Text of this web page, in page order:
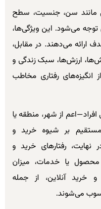
مانند سن، جنسیت، سطح
می‌شود. این ویژگی‌ها،
ارائه می‌دهند. در مقابل،
ارزش‌ها، سبک زندگی و
انگیزه‌های رفتاری مخاطب
از شهر، منطقه یا
مستقیم بر شیوه خرید و
رفتارهای خرید و
یا خدمات، میزان
خرید آنلاین، از جمله
می‌شوند.